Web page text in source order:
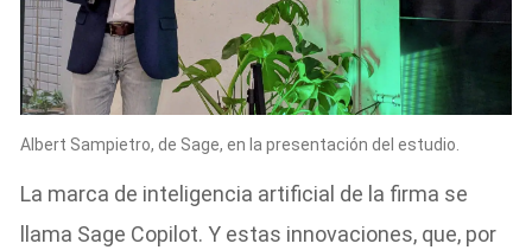
Albert Sampietro, de Sage, en la presentación del estudio.
La marca de inteligencia artificial de la firma se
llama Sage Copilot. Y estas innovaciones, que, por